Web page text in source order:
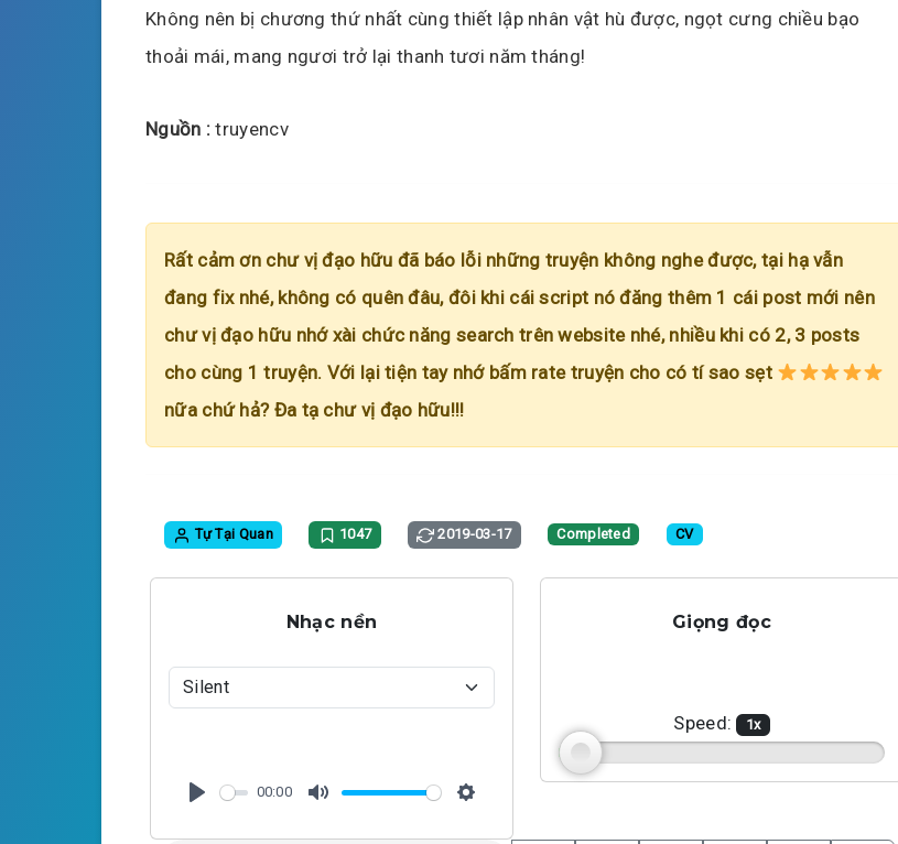
Không nên bị chương thứ nhất cùng thiết lập nhân vật hù được, ngọt cưng chiều bạo
thoải mái, mang ngươi trở lại thanh tươi năm tháng!
Nguồn :truyencv
Rất cảm ơn chư vị đạo hữu đã báo lỗi những truyện không nghe được, tại hạ vẫn
đang fix nhé, không có quên đâu, đôi khi cái script nó đăng thêm 1 cái post mới nên
chư vị đạo hữu nhớ xài chức năng search trên website nhé, nhiều khi có 2, 3 posts
cho cùng 1 truyện. Với lại tiện tay nhớ bấm rate truyện cho có tí sao sẹt
nữa chứ hả? Đa tạ chư vị đạo hữu!!!
Tự Tại Quan 1047 2019-03-17 Completed CV
Nhạc nền
00:00
Giọng đọc
Speed: 1x